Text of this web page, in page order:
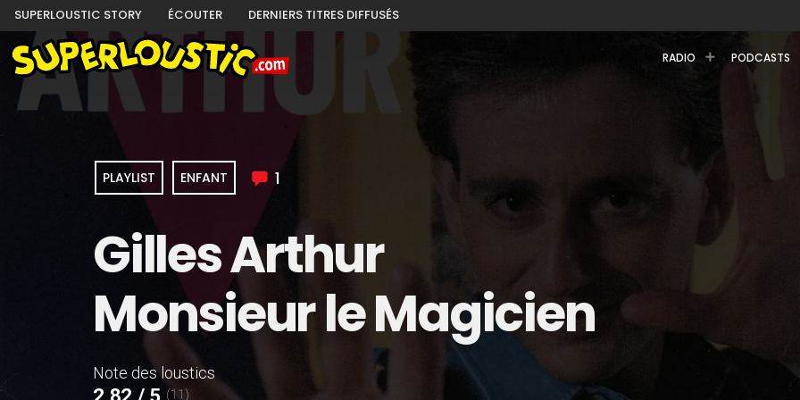
SUPERLOUSTIC STORY ÉCOUTER DERNIERS TITRES DIFFUSÉS
RADIO PODCASTS
PLAYLIST ENFANT 1
Gilles Arthur
Monsieur le Magicien
Note des loustics
(11)